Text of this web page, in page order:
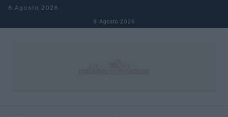
Salta al contenuto
8 Agosto 2026
8 Agosto 2026